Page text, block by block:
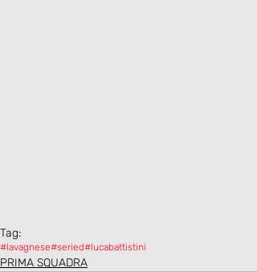
Tag:
#lavagnese#seried#lucabattistini
PRIMA SQUADRA